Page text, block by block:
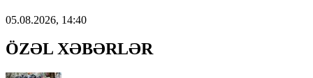
05.08.2026, 14:40
ÖZƏL XƏBƏRLƏR